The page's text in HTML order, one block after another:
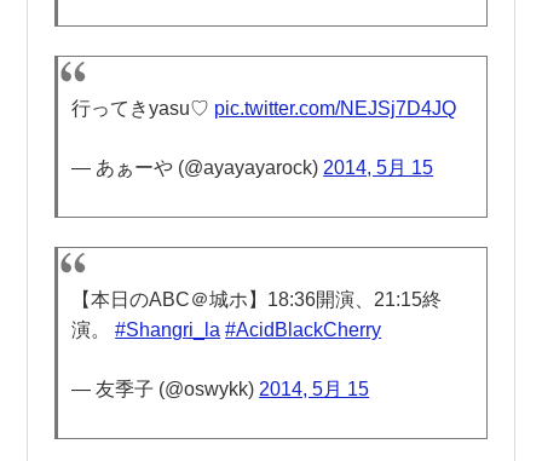
行ってきyasu♡ pic.twitter.com/NEJSj7D4JQ
— あぁーや (@ayayayarock) 2014, 5月 15
【本日のABC＠城ホ】18:36開演、21:15終
演。#Shangri_la #AcidBlackCherry
— 友季子 (@oswykk) 2014, 5月 15